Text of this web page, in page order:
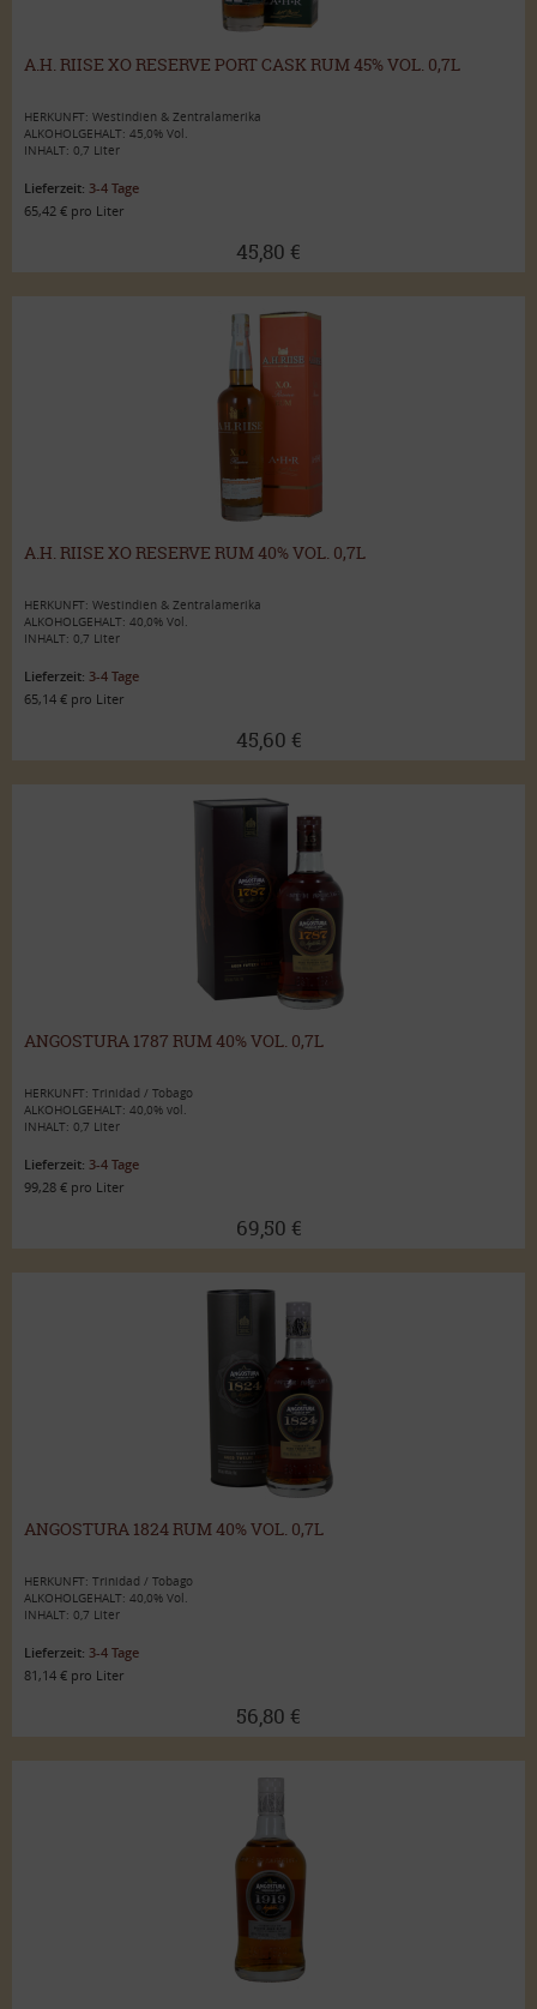
A.H. RIISE XO RESERVE PORT CASK RUM 45% VOL. 0,7L
HERKUNFT: Westindien & Zentralamerika
ALKOHOLGEHALT: 45,0% Vol.
INHALT: 0,7 Liter
Lieferzeit: 3-4 Tage
65,42 € pro Liter
45,80 €
A.H. RIISE XO RESERVE RUM 40% VOL. 0,7L
HERKUNFT: Westindien & Zentralamerika
ALKOHOLGEHALT: 40,0% Vol.
INHALT: 0,7 Liter
Lieferzeit: 3-4 Tage
65,14 € pro Liter
45,60 €
ANGOSTURA 1787 RUM 40% VOL. 0,7L
HERKUNFT: Trinidad / Tobago
ALKOHOLGEHALT: 40,0% vol.
INHALT: 0,7 Liter
Lieferzeit: 3-4 Tage
99,28 € pro Liter
69,50 €
ANGOSTURA 1824 RUM 40% VOL. 0,7L
HERKUNFT: Trinidad / Tobago
ALKOHOLGEHALT: 40,0% Vol.
INHALT: 0,7 Liter
Lieferzeit: 3-4 Tage
81,14 € pro Liter
56,80 €